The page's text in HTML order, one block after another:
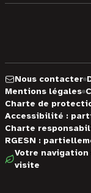
Nous contacter
Mentions légales
Charte de
Accessibilité :
Charte
RGESN :
Votre navigation
visite